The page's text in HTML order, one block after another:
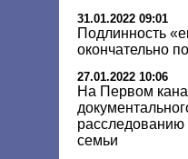
31.01.2022 09:01
Подлинность
окончательно
27.01.2022 10:06
На Первом
расследованию
семьи